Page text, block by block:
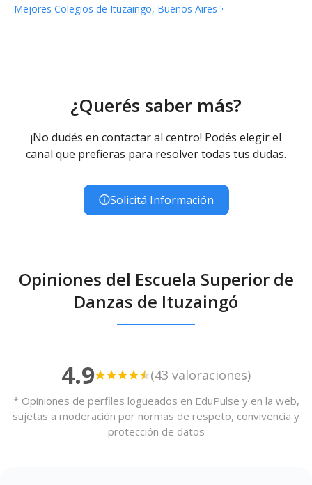
Mejores Colegios de Ituzaingo, Buenos Aires
¿Querés saber más?
¡No dudés en contactar al centro! Podés elegir el
canal que prefieras para resolver todas tus dudas.
Solicitá Información
Opiniones del Escuela Superior de
Danzas de Ituzaingó
4.9 (43 valoraciones)
* Opiniones de perfiles logueados en EduPulse y en la web,
sujetas a moderación por normas de respeto, convivencia y
protección de datos